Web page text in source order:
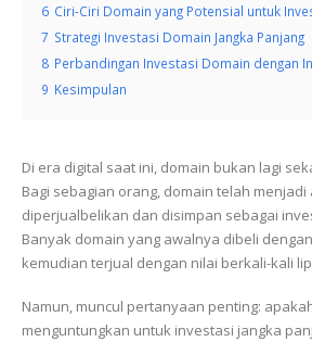
6 Ciri-Ciri Domain yang Potensial untuk
7 Strategi Investasi Domain Jangka Panjang
8 Perbandingan Investasi Domain dengan
9 Kesimpulan
Di era digital saat ini, domain bukan lagi
Bagi sebagian orang, domain telah
diperjualbelikan dan disimpan sebagai
Banyak domain yang awalnya dibeli
kemudian terjual dengan nilai berkali-kali
Namun, muncul pertanyaan penting:
menguntungkan untuk investasi jangka